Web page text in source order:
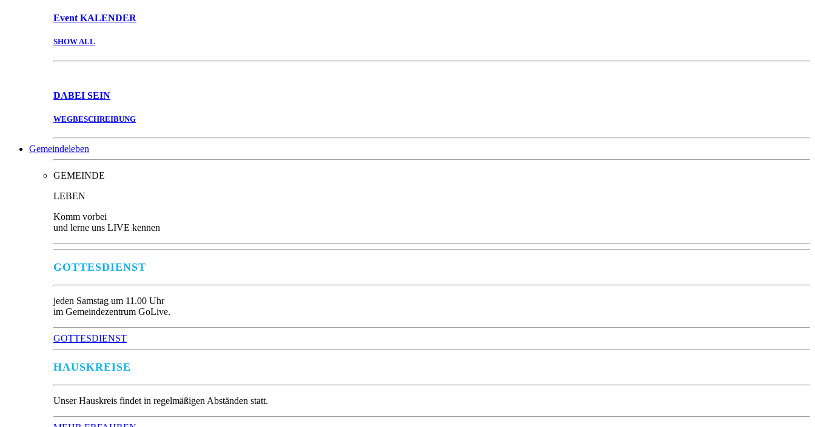
Event KALENDER
SHOW ALL
DABEI SEIN
WEGBESCHREIBUNG
Gemeindeleben
GEMEINDE
LEBEN
Komm vorbei
und lerne uns LIVE kennen
GOTTESDIENST
jeden Samstag um 11.00 Uhr
im Gemeindezentrum GoLive.
GOTTESDIENST
HAUSKREISE
Unser Hauskreis findet in regelmäßigen Abständen statt.